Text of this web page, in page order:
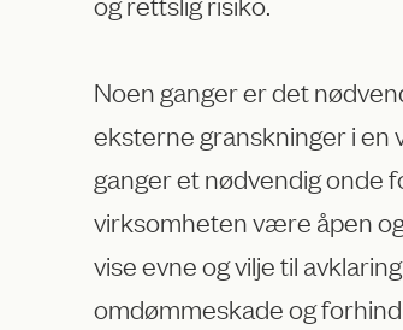
Noen ganger er det
eksterne granskninger i en
ganger et nødvendig onde
virksomheten være åpen
vise evne og vilje til
omdømmeskade og